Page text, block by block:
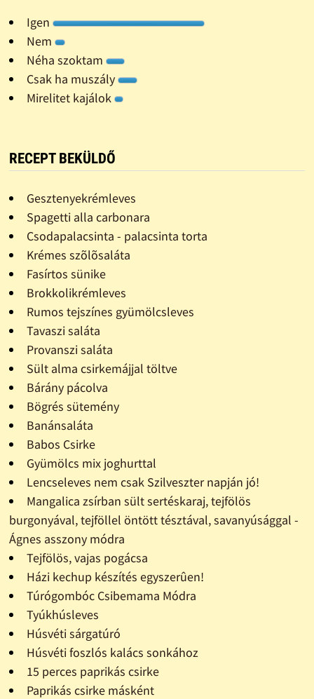
Igen
Nem
Néha szoktam
Csak ha muszály
Mirelitet kajálok
RECEPT BEKÜLDŐ
Gesztenyekrémleves
Spagetti alla carbonara
Csodapalacsinta - palacsinta torta
Krémes szõlõsaláta
Fasírtos sünike
Brokkolikrémleves
Rumos tejszínes gyümölcsleves
Tavaszi saláta
Provanszi saláta
Sült alma csirkemájjal töltve
Bárány pácolva
Bögrés sütemény
Banánsaláta
Babos Csirke
Gyümölcs mix joghurttal
Lencseleves nem csak Szilveszter napján jó!
Mangalica zsírban sült sertéskaraj, tejfölös
burgonyával, tejföllel öntött tésztával, savanyúsággal -
Ágnes asszony módra
Tejfölös, vajas pogácsa
Házi kechup készítés egyszerûen!
Túrógombóc Csibemama Módra
Tyúkhúsleves
Húsvéti sárgatúró
Húsvéti foszlós kalács sonkához
15 perces paprikás csirke
Paprikás csirke másként